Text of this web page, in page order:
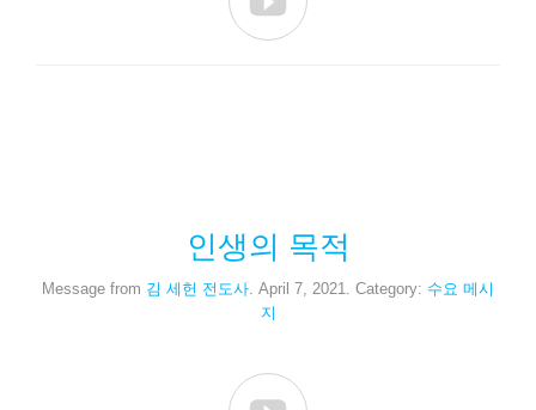
인생의 목적
Message from 김 세헌 전도사 . April 7, 2021. Category: 수요 메시
지